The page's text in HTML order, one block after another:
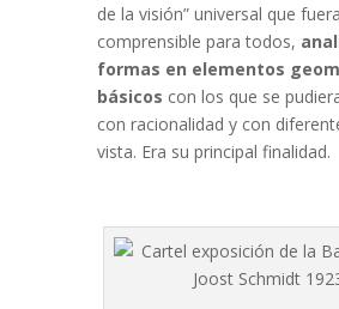
de la visión” universal que fuera
comprensible para todos,
formas en elementos
básicos con los que se
con racionalidad y con
vista. Era su principal finalidad.